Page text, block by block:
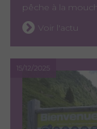
pêche à la
Voir l'actu
15/12/2025